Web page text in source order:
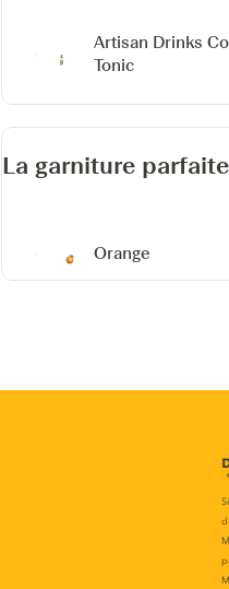
Artisan Drinks
Tonic
La garniture
Orange